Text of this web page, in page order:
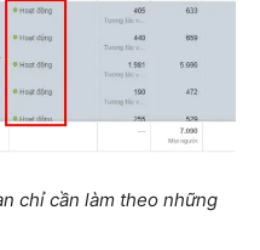
chỉ cần làm theo những